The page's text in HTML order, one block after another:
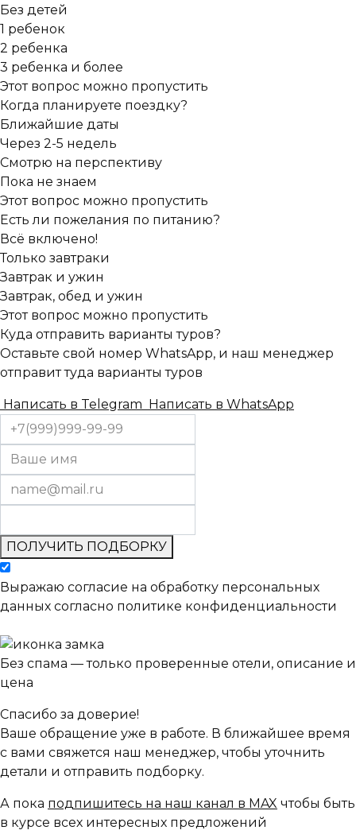
Без детей
1 ребенок
2 ребенка
3 ребенка и более
Этот вопрос можно пропустить
Когда планируете поездку?
Ближайшие даты
Через 2-5 недель
Смотрю на перспективу
Пока не знаем
Этот вопрос можно пропустить
Есть ли пожелания по питанию?
Всё включено!
Только завтраки
Завтрак и ужин
Завтрак, обед и ужин
Этот вопрос можно пропустить
Куда отправить варианты туров?
Оставьте свой номер WhatsApp, и наш менеджер
отправит туда варианты туров
Написать в Telegram Написать в WhatsApp
ПОЛУЧИТЬ ПОДБОРКУ
Выражаю согласие на обработку персональных
данных согласно политике конфиденциальности
Без спама — только проверенные отели, описание и
цена
Спасибо за доверие!
Ваше обращение уже в работе. В ближайшее время
с вами свяжется наш менеджер, чтобы уточнить
детали и отправить подборку.
А пока подпишитесь на наш канал в MAX чтобы быть
в курсе всех интересных предложений